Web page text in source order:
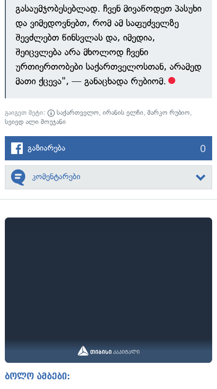
გასაუმჯობესებლად. ჩვენ მივაწოდეთ პასუხი
და ვიმედოვნებთ, რომ ამ საფუძველზე
შევძლებთ წინსვლას და, იმედია,
შეიცვლება არა მხოლოდ ჩვენი
ურთიერთობები საქართველოსთან, არამედ
მათი ქცევა", — განაცხადა რუბიომ.
გაიგეთ მეტი: საქართველო, ირანის ელჩი, მარკო რუბიო,
სეიედ ალი მოუჯანი
გაზიარება 0
კომენტარები
ბოლო ამბები: